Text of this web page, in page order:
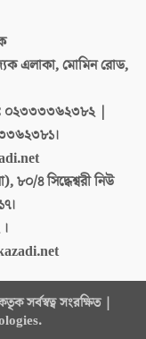
এলাকা, মোমিন রোড,
০২৩৩৩৩৬২৩৮২ |
৮০/৪ সিদ্ধেশ্বরী নিউ
সর্বস্বত্ব সংরক্ষিত |